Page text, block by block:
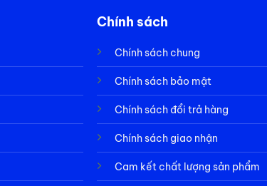
Chính sách
Chính sách chung
Chính sách bảo mật
Chính sách đổi trả hàng
Chính sách giao nhận
Cam kết chất lượng sản phẩm